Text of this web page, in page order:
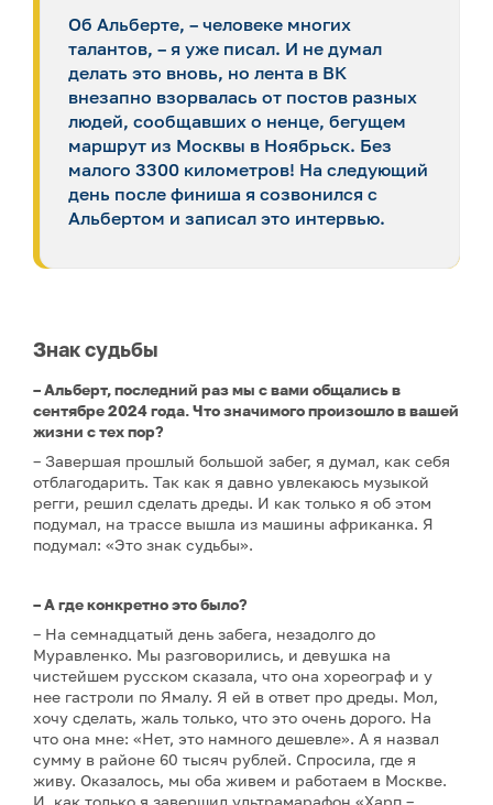
Об Альберте, – человеке многих
талантов, – я уже писал. И не думал
делать это вновь, но лента в ВК
внезапно взорвалась от постов разных
людей, сообщавших о ненце, бегущем
маршрут из Москвы в Ноябрьск. Без
малого 3300 километров! На следующий
день после финиша я созвонился с
Альбертом и записал это интервью.
Знак судьбы
– Альберт, последний раз мы с вами общались в
сентябре 2024 года. Что значимого произошло в вашей
жизни с тех пор?
– Завершая прошлый большой забег, я думал, как себя
отблагодарить. Так как я давно увлекаюсь музыкой
регги, решил сделать дреды. И как только я об этом
подумал, на трассе вышла из машины африканка. Я
подумал: «Это знак судьбы».
– А где конкретно это было?
– На семнадцатый день забега, незадолго до
Муравленко. Мы разговорились, и девушка на
чистейшем русском сказала, что она хореограф и у
нее гастроли по Ямалу. Я ей в ответ про дреды. Мол,
хочу сделать, жаль только, что это очень дорого. На
что она мне: «Нет, это намного дешевле». А я назвал
сумму в районе 60 тысяч рублей. Спросила, где я
живу. Оказалось, мы оба живем и работаем в Москве.
И, как только я завершил ультрамарафон «Харп –